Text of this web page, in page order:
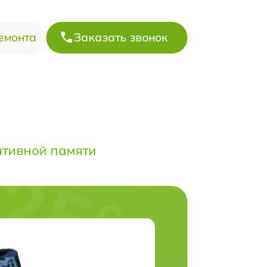
Заказать звонок
памяти